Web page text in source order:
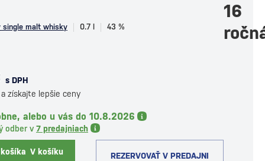
single malt whisky 0.7 l 43 %
16
s DPH
a získajte lepšie ceny
alebo u vás do 10.8.2026
odber v 7 predajniach
V košíku REZERVOVAŤ V PREDAJNI